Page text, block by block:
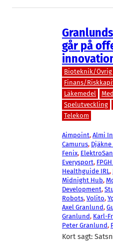
går på
Bioteknik/Övrig
Finans/
Läkemedel
Spelutveckling
Telekom
Aimpoint, Almi
Camurus,
Fenix,
Everysport,
Healthguide IRL,
Midnight Hub,
Development,
Robots, Volito,
Axel Granlund,
Granlund, Karl-
Peter Granlund,
Kort sagt: